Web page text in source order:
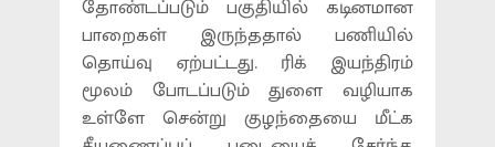
தோண்டப்படும் பகுதியில் கடினமான
பாறைகள் இருந்ததால் பணியில்
தொய்வு ஏற்பட்டது. ரிக் இயந்திரம்
மூலம் போடப்படும் துளை வழியாக
உள்ளே சென்று குழந்தையை மீட்க